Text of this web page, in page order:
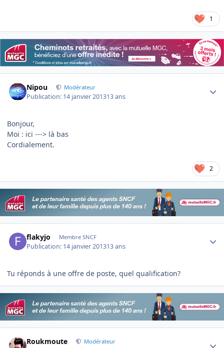
1
Nipou Modérateur
Publication: 14 janvier 201313 ans
Bonjour,
Moi : ici ---> là bas
Cordialement.
2
flakyjo Membre SNCF
Publication: 14 janvier 201313 ans
Tu réponds à une offre de poste, quel qualification?
Roukmoute Modérateur